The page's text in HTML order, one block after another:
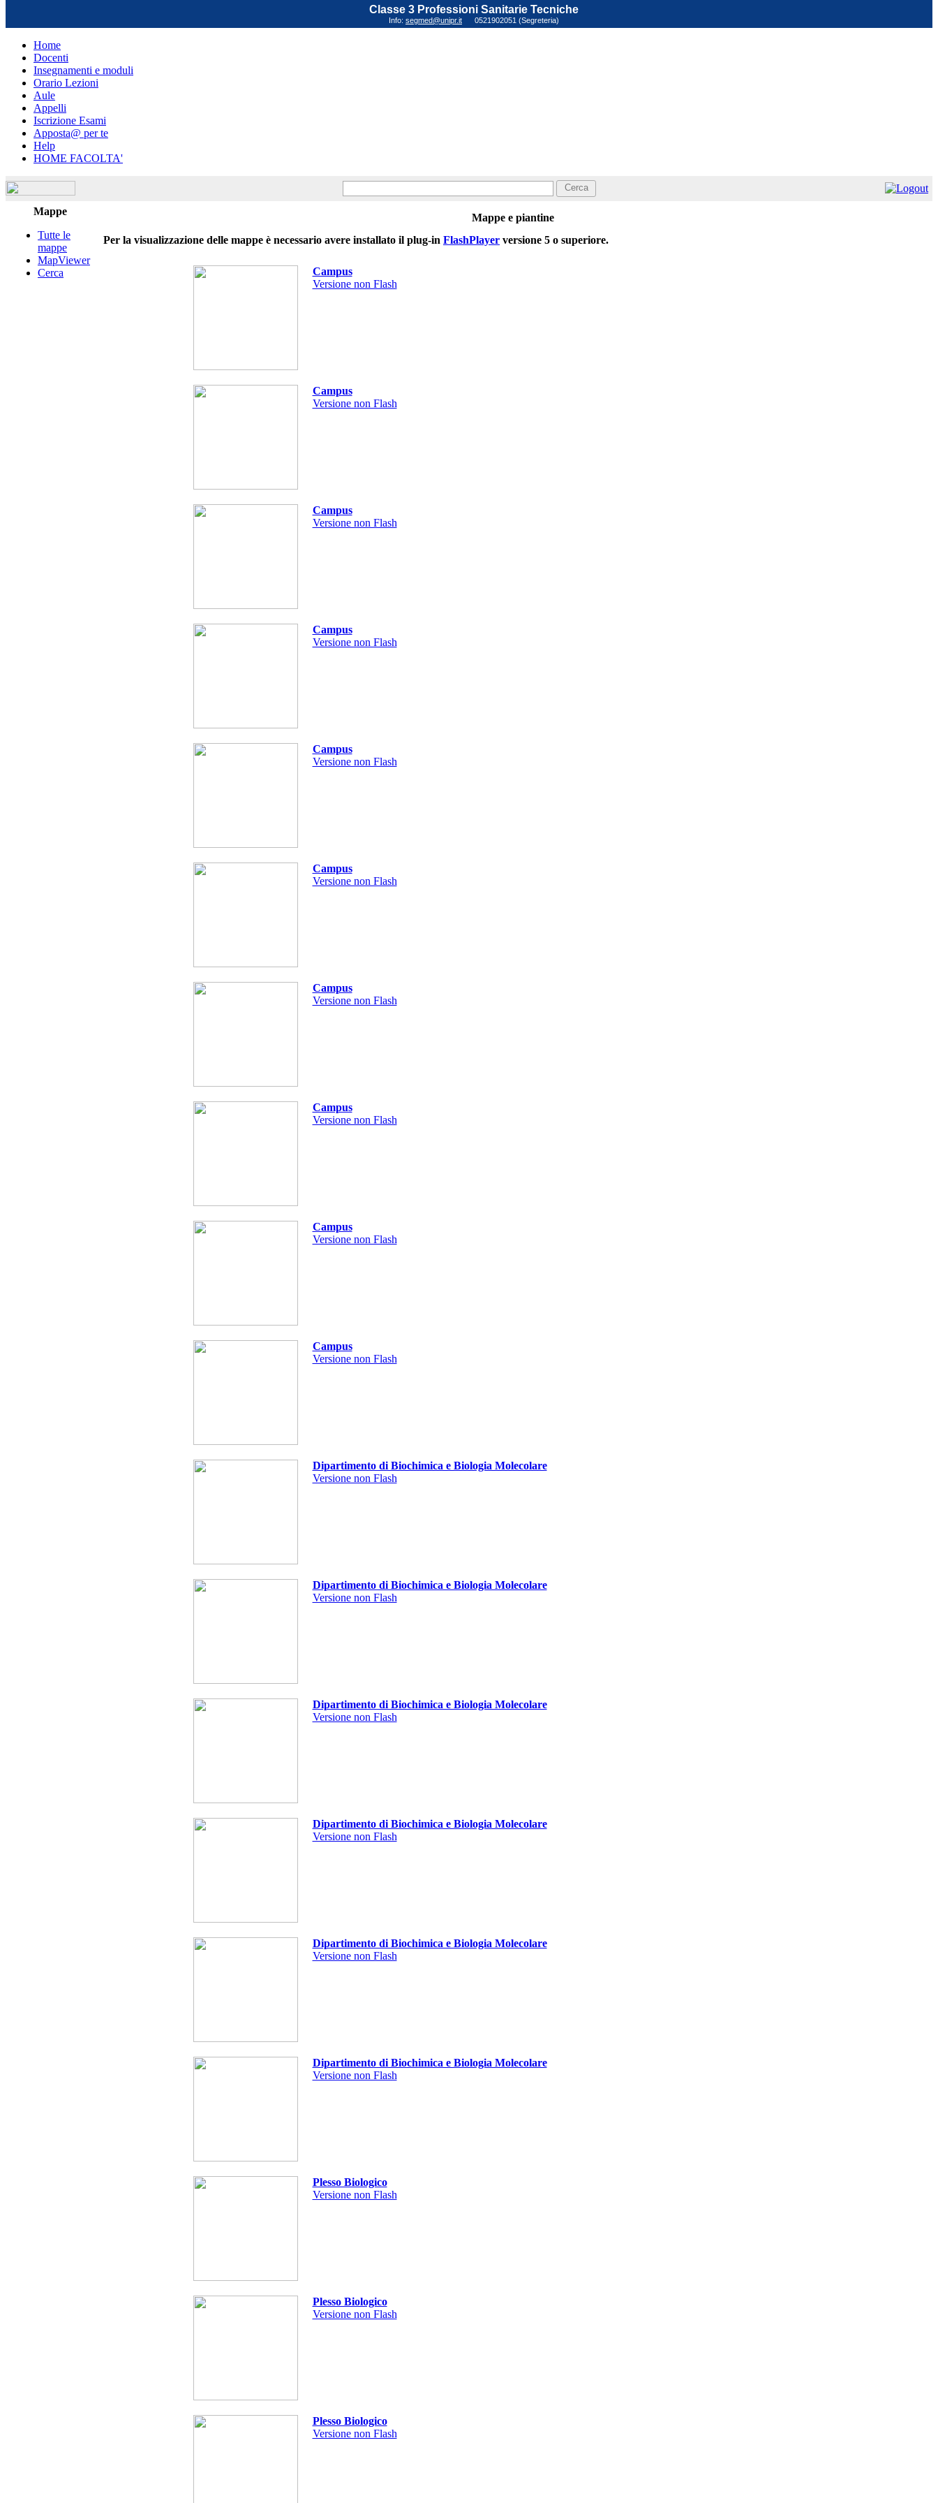
Classe 3 Professioni Sanitarie Tecniche
Info: segmed@unipr.it 0521902051 (Segreteria)
Home
Docenti
Insegnamenti e moduli
Orario Lezioni
Aule
Appelli
Iscrizione Esami
Apposta@ per te
Help
HOME FACOLTA'
Cerca
Mappe
Tutte le
mappe
MapViewer
Cerca
Mappe e piantine
Per la visualizzazione delle mappe è necessario avere installato il plug-in FlashPlayer versione 5 o superiore.
Campus
Versione non Flash
Campus
Versione non Flash
Campus
Versione non Flash
Campus
Versione non Flash
Campus
Versione non Flash
Campus
Versione non Flash
Campus
Versione non Flash
Campus
Versione non Flash
Campus
Versione non Flash
Campus
Versione non Flash
Dipartimento di Biochimica e Biologia Molecolare
Versione non Flash
Dipartimento di Biochimica e Biologia Molecolare
Versione non Flash
Dipartimento di Biochimica e Biologia Molecolare
Versione non Flash
Dipartimento di Biochimica e Biologia Molecolare
Versione non Flash
Dipartimento di Biochimica e Biologia Molecolare
Versione non Flash
Dipartimento di Biochimica e Biologia Molecolare
Versione non Flash
Plesso Biologico
Versione non Flash
Plesso Biologico
Versione non Flash
Plesso Biologico
Versione non Flash